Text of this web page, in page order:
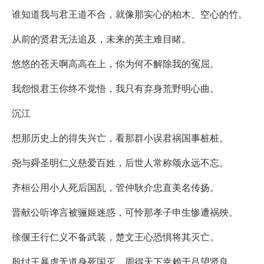
谁知道我与君王道不合，就像那实心的柏木、空心的竹。
从前的贤君无法追及，未来的英主难目睹。
悠悠的苍天啊高高在上，你为何不解除我的冤屈。
我怨恨君王你终不觉悟，我只有弃身荒野明心曲。
沉江
想那历史上的得失兴亡，看那群小误君祸国事桩桩。
尧与舜圣明仁义慈爱百姓，后世人常称颂永远不忘。
齐桓公用小人死后国乱，管仲耿介忠直美名传扬。
晋献公听谗言被骊姬迷惑，可怜那孝子申生惨遭祸殃。
徐偃王行仁义不备武装，楚文王心恐惧将其灭亡。